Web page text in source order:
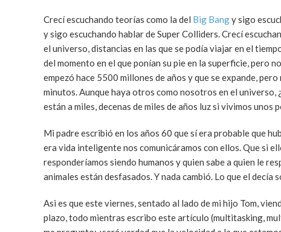
Crecí escuchando teorías como la del Big Bangy sigo
y sigo escuchando hablar de Super Colliders. Crecí
el universo, distancias en las que se podía viajar en el
del momento en el que ponían su pie en la superficie, pero
empezó hace 5500 millones de años y que se expande,
minutos. Aunque haya otros como nosotros en el universo,
están a miles, decenas de miles de años luz si vivimos unos
Mi padre escribió en los años 60 que sí era probable que
era vida inteligente nos comunicáramos con ellos. Que si
responderíamos siendo humanos y quien sabe a quien le
animales están desfasados. Y nada cambió. Lo que el
Asi es que este viernes, sentado al lado de mi hijo Tom,
plazo, todo mientras escribo este artículo (multitasking,